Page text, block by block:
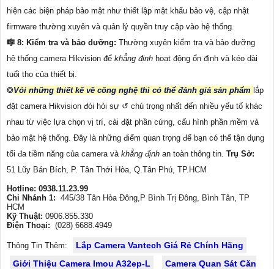
hiện các biện pháp bảo mật như thiết lập mật khẩu bảo vệ, cập nhật
firmware thường xuyên và quản lý quyền truy cập vào hệ thống.
🎼️ 8: Kiểm tra và bảo dưỡng: Thường xuyên kiểm tra và bảo dưỡng
hệ thống camera Hikvision để khẳng định hoạt động ổn định và kéo dài
tuổi thọ của thiết bị.
❂Vói những thiết kế về công nghệ thì có thể đánh giá sản phẩm lắp
đặt camera Hikvision đòi hỏi sự ↺ chú trọng nhất đến nhiều yếu tố khác
nhau từ việc lựa chọn vị trí, cài đặt phần cứng, cấu hình phần mềm và
bảo mật hệ thống. Đây là những điểm quan trọng để bạn có thể tận dụng
tối đa tiềm năng của camera và khẳng định an toàn thông tin. Trụ Sở:
51 Lũy Bán Bích, P. Tân Thới Hòa, Q.Tân Phú, TP.HCM
Hotline: 0938.11.23.99
Chi Nhánh 1: 445/38 Tân Hòa Đông,P Bình Trị Đông, Bình Tân, TP
HCM
Kỹ Thuật: 0906.855.330
Điện Thoại: (028) 6688.4949
Thông Tin Thêm:
Lắp Camera Vantech Giá Rẻ Chính Hãng
Giới Thiệu Camera Imou A32ep-L
Camera Quan Sát Căn